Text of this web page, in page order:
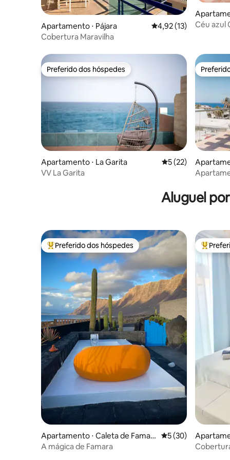
Apartamento ⋅ Pájara 4,92 de uma avaliação
4,92 (13)
Cobertura Maravilha
Gran
Céu azul
Preferido dos hóspedes
Preferido dos hóspedes
Apartamento ⋅ La Garita 5 de uma
5 (22)
VV La Garita
Aluguel
Entre os melhores preferidos dos hóspedes
Preferido dos hóspedes
Apartamento ⋅ Caleta de Famar
a
5 de uma
5 (30)
A mágica de Famara
Entre